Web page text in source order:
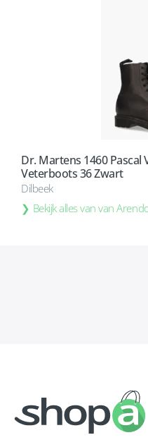
Dr. Martens 1460
Veterboots 36 Zwart
Dilbeek
Bekijk alles van van